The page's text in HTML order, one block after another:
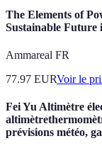
The Elements of
Sustainable Future
Ammareal FR
77.97 EURVoir le
Fei Yu Altimètre
prévisions météo,